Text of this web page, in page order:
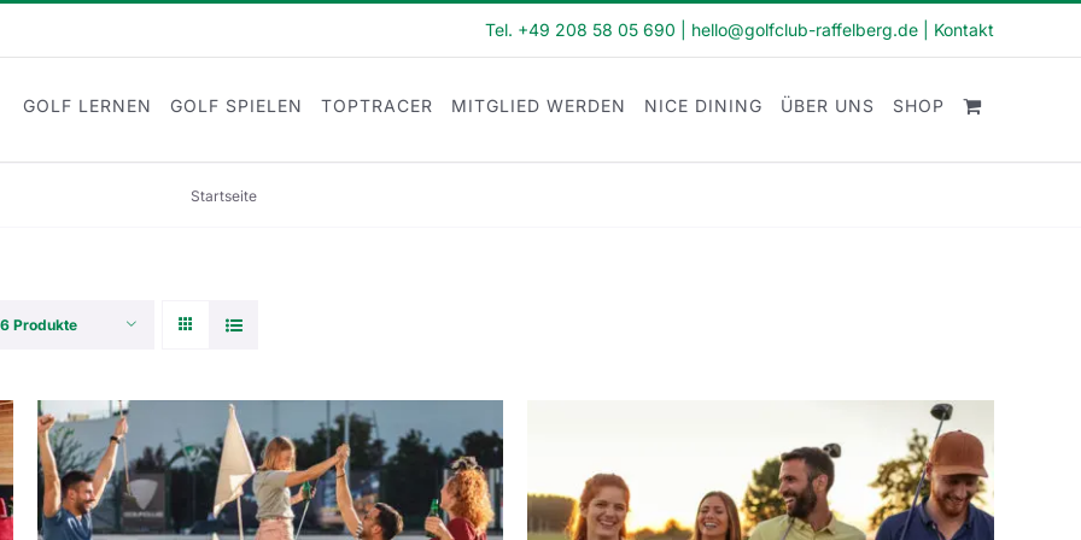
Tel. +49 208 58 05 690 hello@golfclub-raffelberg.de Kontakt
GOLF LERNEN GOLF SPIELEN TOPTRACER MITGLIED WERDEN NICE DINING ÜBER UNS SHOP
Startseite
Produkte